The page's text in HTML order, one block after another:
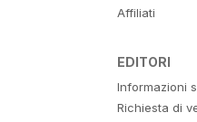
Affiliati
EDITORI
Informazioni
Richiesta di